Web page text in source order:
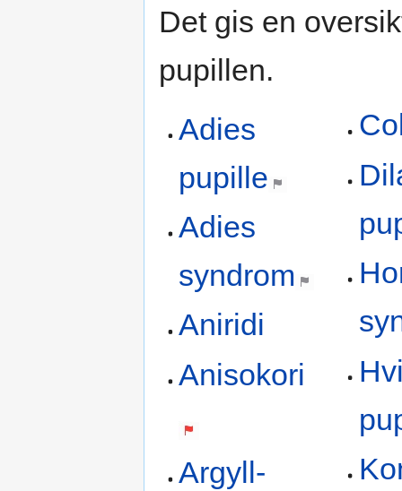
Det gis en
pupillen.
Adies
pupille
Adies
syndrom
Aniridi
Anisokori
Argyll-